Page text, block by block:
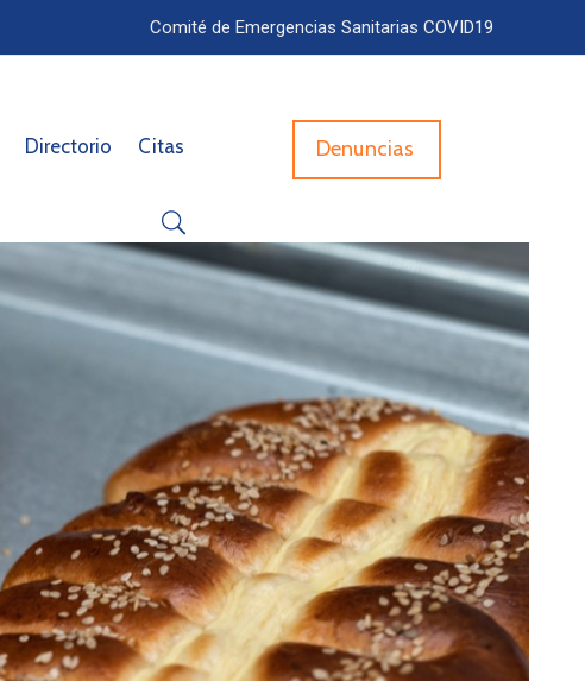
Comité de Emergencias Sanitarias COVID19
Directorio Citas Denuncias